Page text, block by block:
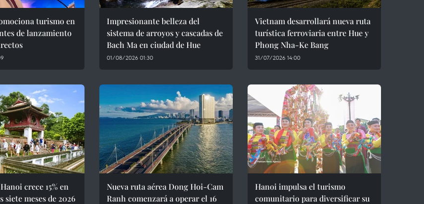
turismo en
de lanzamiento
Impresionante belleza del
sistema de arroyos y cascadas de
Bach Ma en ciudad de Hue
01/08/2026 01:30
Vietnam desarrollará nueva ruta
turística ferroviaria entre Hue y
Phong Nha-Ke Bang
31/07/2026 14:00
crece 15% en
siete meses de 2026
Nueva ruta aérea Dong Hoi-Cam
Ranh comenzará a operar el 16
Hanoi impulsa el turismo
comunitario para diversificar su